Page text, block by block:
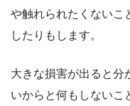
や触れられたくないこ
したりもします。
大きな損害が出ると分
いからと何もしないこ